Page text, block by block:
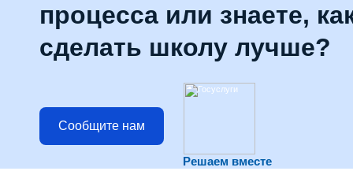
процесса или знаете,
сделать школу лучше?
Сообщите нам
Решаем вместе